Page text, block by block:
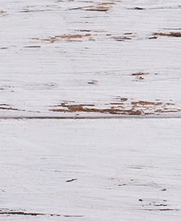
ab 100,- € Bestellwert
(Express Versand